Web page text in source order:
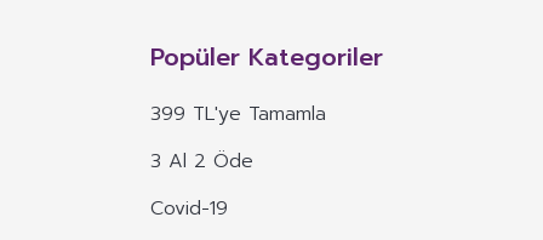
maddelerin konsantre veya ekstraktlarının tek başına veya
dozu belirlenmiş ürünleri ifade eder.
böyle özelliklere atıfta bulunan ifadeler yer alamaz.
eden veya vurgulayan ifadeler yer alamaz.
Popüler Kategoriler
399 TL'ye Tamamla
3 Al 2 Öde
Covid-19